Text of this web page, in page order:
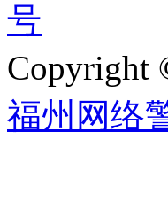
号
Copyright
福州网络